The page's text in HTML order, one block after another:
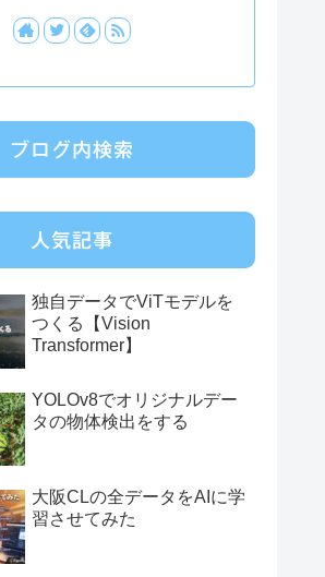
ブログ内検索
人気記事
独自データでViTモデルを
つくる【Vision
Transformer】
YOLOv8でオリジナルデー
タの物体検出をする
大阪CLの全データをAIに学
習させてみた